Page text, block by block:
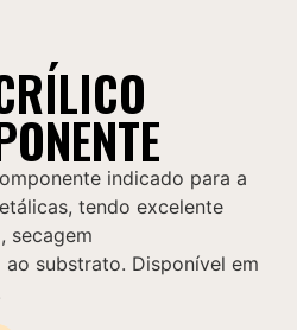
indicado para a
tendo excelente
secagem
substrato. Disponível em